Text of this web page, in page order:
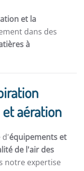
et la
dans des
à
aération
d'équipements et
de l'air des
notre expertise